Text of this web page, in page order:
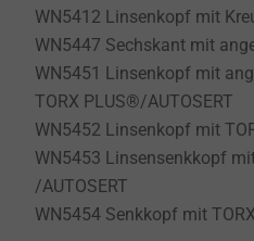
WN5412 Linsenkopf mit
WN5447 Sechskant mit
WN5451 Linsenkopf mit
TORX PLUS®/AUTOSERT
WN5452 Linsenkopf mit
WN5453 Linsensenkkopf
/AUTOSERT
WN5454 Senkkopf mit